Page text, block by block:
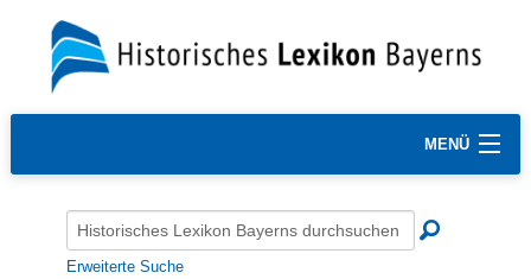
MENÜ
Erweiterte Suche